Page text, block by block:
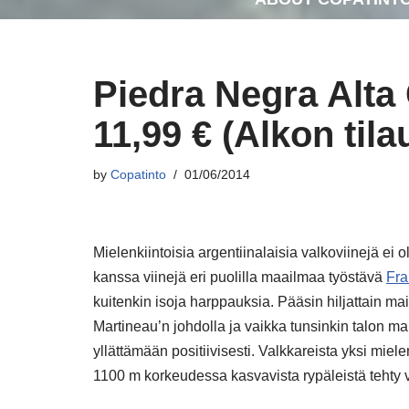
Piedra Negra
11,99 € (Alkon
by Copatinto 01/06/2014
Mielenkiintoisia argentiinalaisia valkoviinejä ei
kanssa viinejä eri puolilla maailmaa työstävä
kuitenkin isoja harppauksia. Pääsin hiljattain
Martineau’n johdolla ja vaikka tunsinkin talon
yllättämään positiivisesti. Valkkareista yksi
1100 m korkeudessa kasvavista rypäleistä tehty